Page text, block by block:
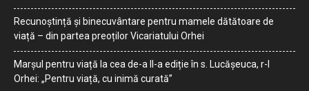
Recunoștință și binecuvântare pentru mamele dătătoare de
viață – din partea preoților Vicariatului Orhei
Marșul pentru viață la cea de-a II-a ediție în s. Lucășeuca, r-l
Orhei: „Pentru viață, cu inimă curată”